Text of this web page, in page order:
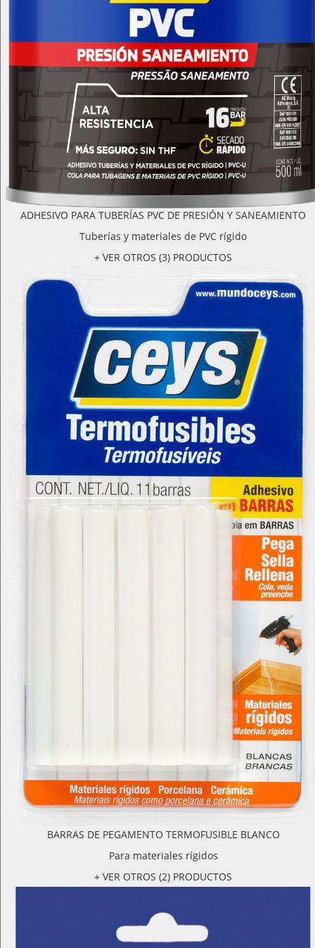
ADHESIVO PARA TUBERÍAS PVC DE PRESIÓN Y SANEAMIENTO
Tuberías y materiales de PVC rígido
+ VER OTROS (3) PRODUCTOS
BARRAS DE PEGAMENTO TERMOFUSIBLE BLANCO
Para materiales rígidos
+ VER OTROS (2) PRODUCTOS